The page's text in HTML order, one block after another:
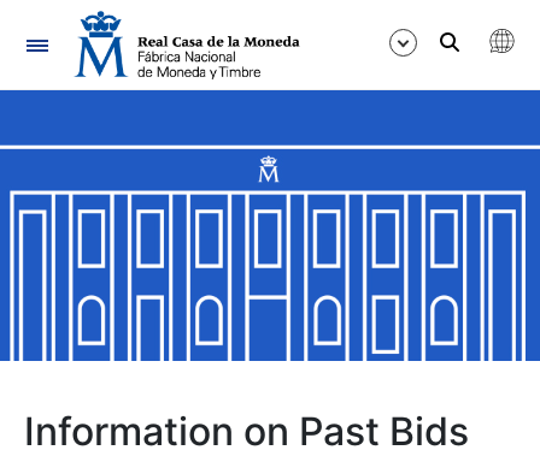
Navigation
Show/Hide
Show/Hide
Show/Hide
Information on Past Bids